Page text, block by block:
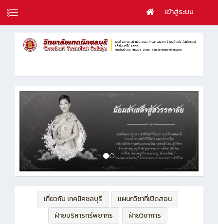
เข้าสู่ระบบ
เกี่ยวกับ เทคนิคชลบุรี
แผนกวิชาที่เปิดสอน
ฝ่ายบริหารทรัพยากร
ฝ่ายวิชาการ